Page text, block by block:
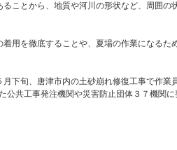
ことから、地質や河川の形状など、周囲の
用を徹底することや、夏場の作業になるた
下旬、唐津市内の土砂崩れ修復工事で作業
共工事発注機関や災害防止団体３７機関に